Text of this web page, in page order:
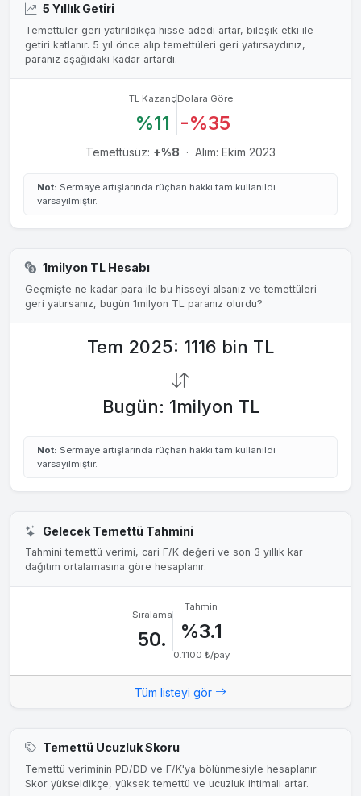
5 Yıllık Getiri
Temettüler geri yatırıldıkça hisse adedi artar, bileşik etki ile
getiri katlanır. 5 yıl önce alıp temettüleri geri yatırsaydınız,
paranız aşağıdaki kadar artardı.
TL Kazanç
%11
Dolara Göre
-%35
Temettüsüz: +%8 · Alım: Ekim 2023
Not: Sermaye artışlarında rüçhan hakkı tam kullanıldı
varsayılmıştır.
1milyon TL Hesabı
Geçmişte ne kadar para ile bu hisseyi alsanız ve temettüleri
geri yatırsanız, bugün 1milyon TL paranız olurdu?
Tem 2025: 1116 bin TL
Bugün: 1milyon TL
Not: Sermaye artışlarında rüçhan hakkı tam kullanıldı
varsayılmıştır.
Gelecek Temettü Tahmini
Tahmini temettü verimi, cari F/K değeri ve son 3 yıllık kar
dağıtım ortalamasına göre hesaplanır.
Sıralama
50.
Tahmin
%3.1
0.1100 ₺/pay
Tüm listeyi gör
Temettü Ucuzluk Skoru
Temettü veriminin PD/DD ve F/K'ya bölünmesiyle hesaplanır.
Skor yükseldikçe, yüksek temettü ve ucuzluk ihtimali artar.